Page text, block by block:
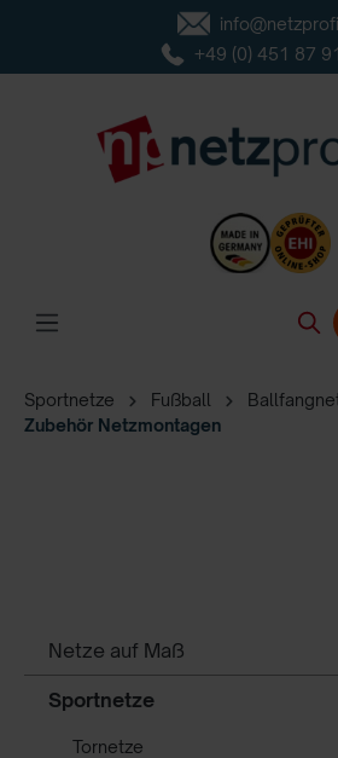
+49 (0) 451 87
Sportnetze Fußball
Zubehör Netzmontagen
Netze auf Maß
Sportnetze
Tornetze